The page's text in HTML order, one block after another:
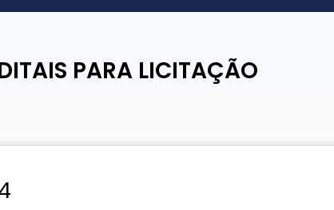
PARA LICITAÇÃO